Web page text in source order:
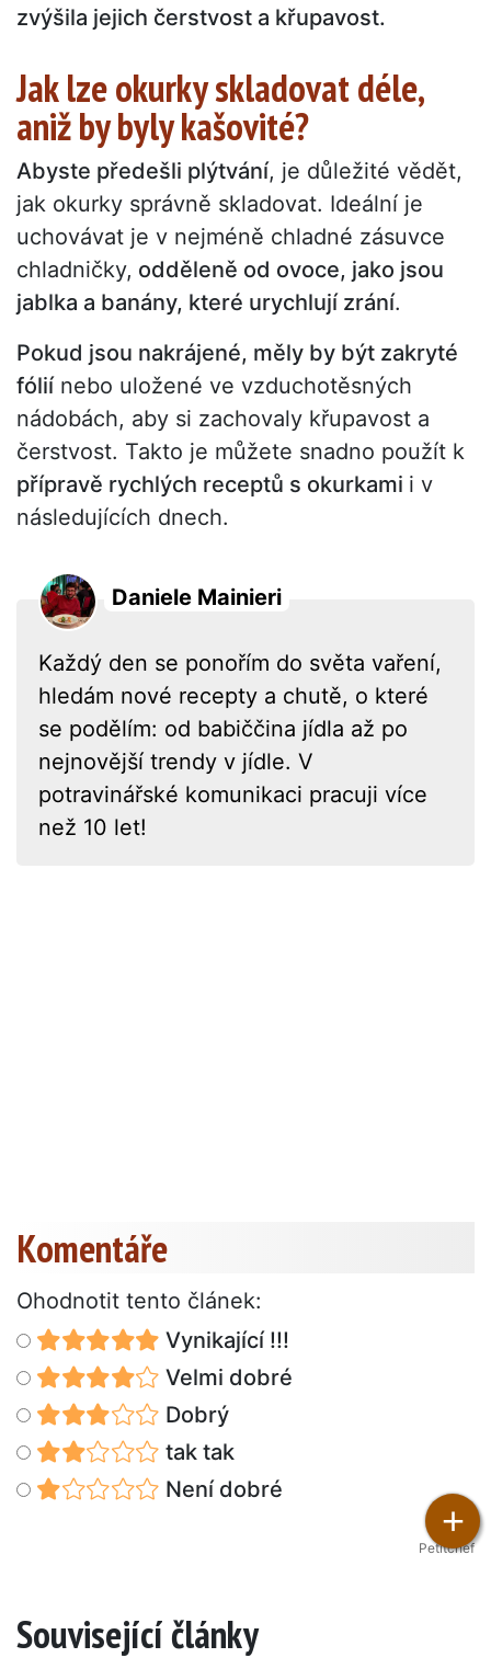
zvýšila jejich čerstvost a křupavost.
Jak lze okurky skladovat déle,
aniž by byly kašovité?
Abyste předešli plýtvání, je důležité vědět,
jak okurky správně skladovat. Ideální je
uchovávat je v nejméně chladné zásuvce
chladničky, odděleně od ovoce, jako jsou
jablka a banány, které urychlují zrání.
Pokud jsou nakrájené, měly by být zakryté
fóliínebo uložené ve vzduchotěsných
nádobách, aby si zachovaly křupavost a
čerstvost. Takto je můžete snadno použít k
přípravě rychlých receptů s okurkami i v
následujících dnech.
Daniele Mainieri
Každý den se ponořím do světa vaření,
hledám nové recepty a chutě, o které
se podělím: od babiččina jídla až po
nejnovější trendy v jídle. V
potravinářské komunikaci pracuji více
než 10 let!
Komentáře
Ohodnotit tento článek:
Vynikající !!!
Velmi dobré
Dobrý
tak tak
Není dobré
Petitchef
Související články
+